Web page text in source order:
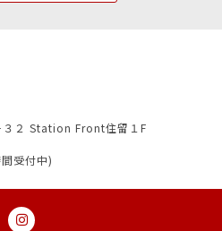
３２ Station Front住留１F
受付中)